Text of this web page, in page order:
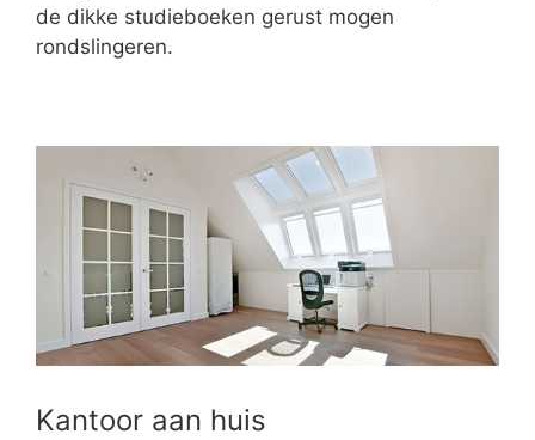
de dikke studieboeken gerust mogen
rondslingeren.
Kantoor aan huis